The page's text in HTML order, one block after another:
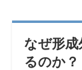
なぜ形
るのか？